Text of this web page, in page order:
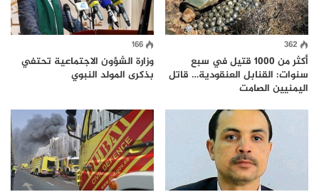
362
أكثر من 1000 قتيل في سبع
سنوات: القنابل العنقودية… قاتل
اليمنيين الصامت
166
وزارة الشؤون الاجتماعية تحتفي
بذكرى المولد النبوي